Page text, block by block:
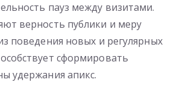
пауз между визитами.
верность публики и меру
поведения новых и регулярных
сформировать
удержания апикс.